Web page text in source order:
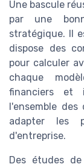
Une bascule
par une
stratégique. Il
dispose des
pour calculer
chaque
financiers et
l'ensemble
adapter les
d'entreprise.
Des études